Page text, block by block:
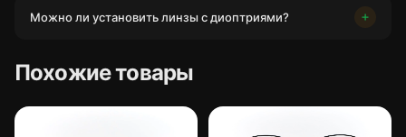
Можно ли установить линзы с диоптриями?
Похожие товары